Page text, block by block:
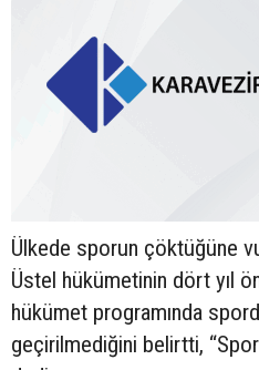
Ülkede sporun çöktüğüne
Üstel hükümetinin dört yıl
hükümet programında
geçirilmediğini belirtti,